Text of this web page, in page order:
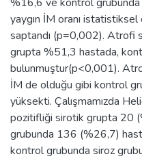
yaygın İM oranı
saptandı (p=0,002). Atrofi
grupta %51,3 hastada,
bulunmuştur(p<0,001).
İM de olduğu gibi kontrol
yüksekti. Çalışmamızda
pozitifliği sirotik grupta 20
grubunda 136 (%26,7)
kontrol grubunda siroz